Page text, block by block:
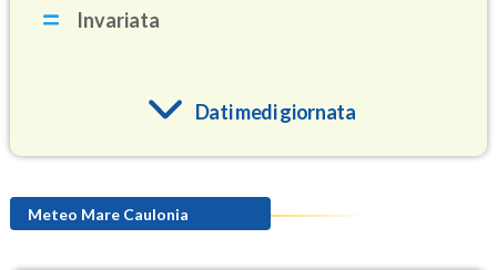
Invariata
Dati medi giornata
(Ozono) 84.8
Meteo Mare Caulonia